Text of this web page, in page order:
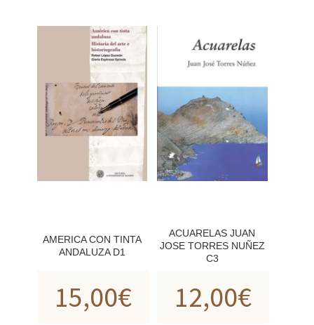
AMERICA CON TINTA
ANDALUZA D1
15,00€
ACUARELAS JUAN
JOSE TORRES NUÑEZ
C3
12,00€